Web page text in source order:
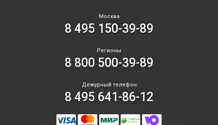
Москва
8 495 150-39-89
Регионы
8 800 500-39-89
Дежурный телефон
8 495 641-86-12